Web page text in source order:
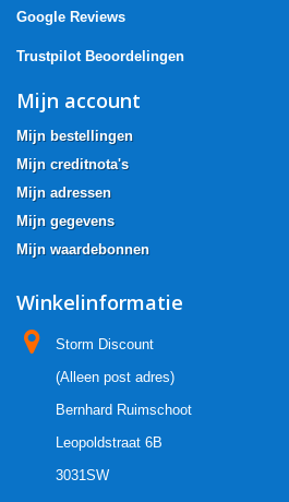
Google Reviews
Trustpilot Beoordelingen
Mijn account
Mijn bestellingen
Mijn creditnota's
Mijn adressen
Mijn gegevens
Mijn waardebonnen
Winkelinformatie
Storm Discount
(Alleen post adres)
Bernhard Ruimschoot
Leopoldstraat 6B
3031SW